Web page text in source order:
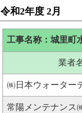
令和2年度 2月
工事名称：城里町
業者
㈱日本ウォーター
常陽メンテナンス